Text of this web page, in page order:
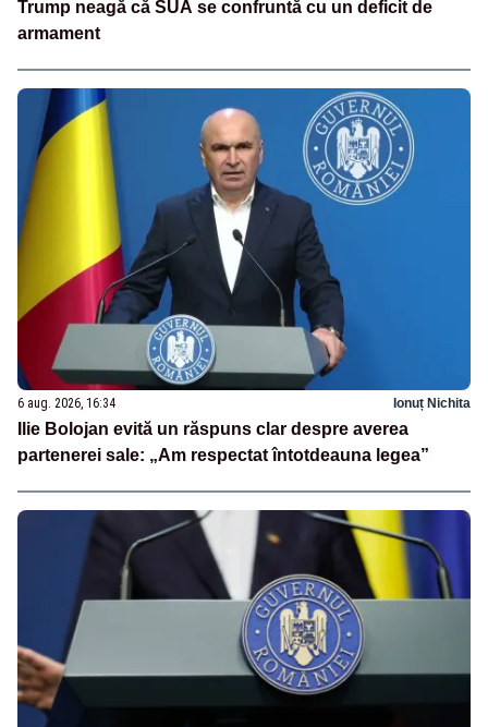
Trump neagă că SUA se confruntă cu un deficit de
armament
6 aug. 2026, 16:34 Ionuț Nichita
Ilie Bolojan evită un răspuns clar despre averea
partenerei sale: „Am respectat întotdeauna legea”